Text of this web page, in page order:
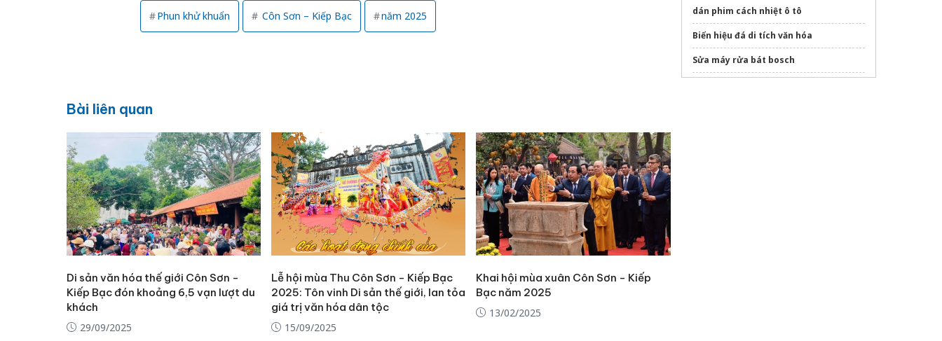
Phun khử khuẩn Côn Sơn – Kiếp Bạc năm 2025
Bài liên quan
Di sản văn hóa thế giới Côn Sơn -
Kiếp Bạc đón khoảng 6,5 vạn lượt du
khách
29/09/2025
Lễ hội mùa Thu Côn Sơn - Kiếp Bạc
2025: Tôn vinh Di sản thế giới, lan tỏa
giá trị văn hóa dân tộc
15/09/2025
Khai hội mùa xuân Côn Sơn - Kiếp
Bạc năm 2025
13/02/2025
dán phim cách nhiệt ô tô
Biển hiệu đá di tích văn hóa
Sửa máy rửa bát bosch